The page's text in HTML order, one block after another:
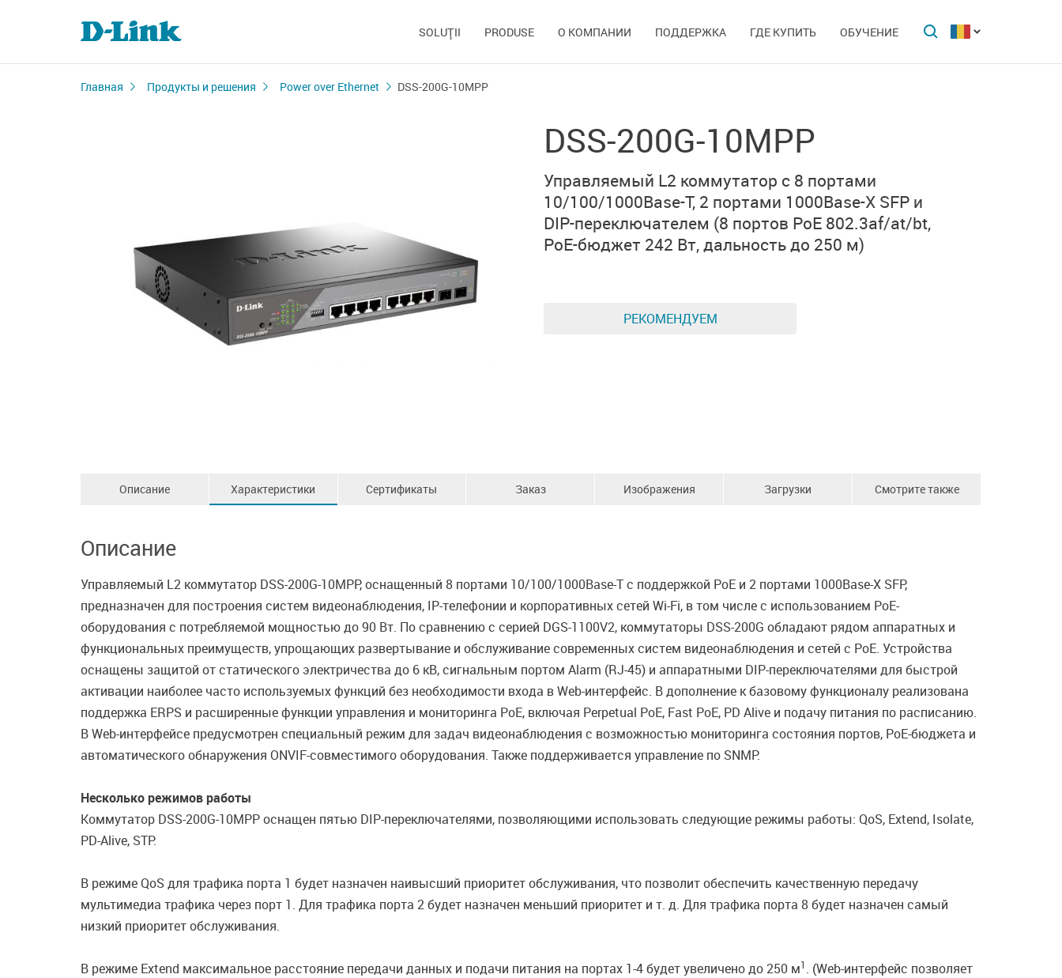
SOLUŢII PRODUSE О КОМПАНИИ ПОДДЕРЖКА ГДЕ КУПИТЬ ОБУЧЕНИЕ
Главная Продукты и решения Power over Ethernet DSS-200G-10MPP
DSS-200G-10MPP
Управляемый L2 коммутатор с 8 портами
10/100/1000Base-T, 2 портами 1000Base-X SFP и
DIP-переключателем (8 портов PoE 802.3af/at/bt,
PoE-бюджет 242 Вт,дальность до 250 м)
РЕКОМЕНДУЕМ
Описание Характеристики Сертификаты Заказ Изображения Загрузки Смотрите также
Описание
Управляемый L2 коммутатор DSS-200G-10MPP, оснащенный 8 портами 10/100/1000Base-T с поддержкой PoE и 2 портами 1000Base-X SFP,
предназначен для построения систем видеонаблюдения, IP-телефонии и корпоративных сетей Wi-Fi, в том числе с использованием PoE-
оборудования с потребляемой мощностью до 90 Вт. По сравнению с серией DGS-1100V2, коммутаторы DSS-200G обладают рядом аппаратных и
функциональных преимуществ, упрощающих развертывание и обслуживание современных систем видеонаблюдения и сетей с PoE. Устройства
оснащены защитой от статического электричества до 6 кВ, сигнальным портом Alarm (RJ-45) и аппаратными DIP-переключателями для быстрой
активации наиболее часто используемых функций без необходимости входа в Web-интерфейс. В дополнение к базовому функционалу реализована
поддержка ERPS и расширенные функции управления и мониторинга PoE, включая Perpetual PoE, Fast PoE, PD Alive и подачу питания по расписанию.
В Web-интерфейсе предусмотрен специальный режим для задач видеонаблюдения с возможностью мониторинга состояния портов, PoE-бюджета и
автоматического обнаружения ONVIF-совместимого оборудования. Также поддерживается управление по SNMP.
Несколько режимов работы
Коммутатор DSS-200G-10MPP оснащен пятью DIP-переключателями, позволяющими использовать следующие режимы работы: QoS, Extend, Isolate,
PD-Alive, STP.
В режиме QoS для трафика порта 1 будет назначен наивысший приоритет обслуживания, что позволит обеспечить качественную передачу
мультимедиа трафика через порт 1. Для трафика порта 2 будет назначен меньший приоритет и т. д. Для трафика порта 8 будет назначен самый
низкий приоритет обслуживания.
В режиме Extend максимальное расстояние передачи данных и подачи питания на портах 1-4 будет увеличено до 250 м1 . (Web-интерфейс позволяет